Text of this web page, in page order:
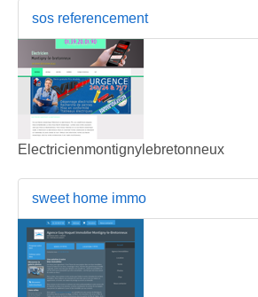
sos referencement
Electricienmontignylebretonneux
sweet home immo